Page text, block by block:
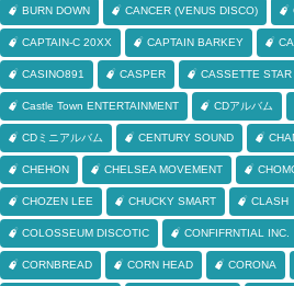
BURN DOWN CANCER (VENUS DISCO)
CAPTAIN-C 20XX CAPTAIN BARKEY
CASINO891 CASPER CASSETTE STAR
Castle Town ENTERTAINMENT CDアルバム
CDミニアルバム CENTURY SOUND
CHEHON CHELSEA MOVEMENT
CHOZEN LEE CHUCKY SMART CLASH
COLOSSEUM DISCOTIC CONFIFRNTIAL INC.
CORNBREAD CORN HEAD CORONA